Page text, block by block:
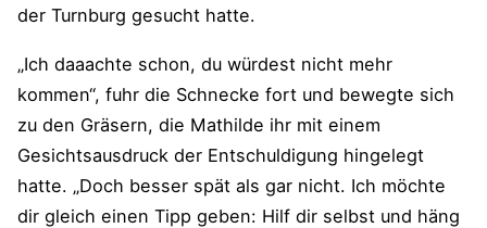
der Turnburg gesucht hatte.
„Ich daaachte schon, du würdest nicht mehr
kommen“, fuhr die Schnecke fort und bewegte sich
zu den Gräsern, die Mathilde ihr mit einem
Gesichtsausdruck der Entschuldigung hingelegt
hatte. „Doch besser spät als gar nicht. Ich möchte
dir gleich einen Tipp geben: Hilf dir selbst und häng